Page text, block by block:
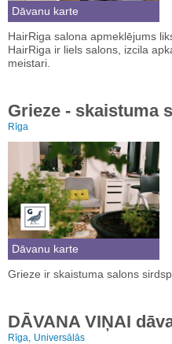
Dāvanu karte
HairRiga salona apmeklējums
HairRiga ir liels salons, izcila
meistari.
Grieze - skaistuma
Rīga
Dāvanu karte
Grieze ir skaistuma salons
DĀVANA VIŅAI
Rīga, Universālās